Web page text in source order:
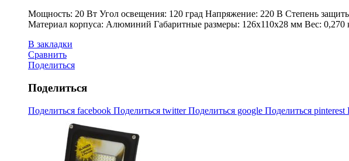
Мощность: 20 Вт Угол освещения: 120 град Напряжение: 220 В Степень
Материал корпуса: Алюминий Габаритные размеры: 126х110х28 мм Вес: 0,270
В закладки
Сравнить
Поделиться
Поделиться
Поделиться facebook Поделиться twitterПоделиться google Поделиться pinterest